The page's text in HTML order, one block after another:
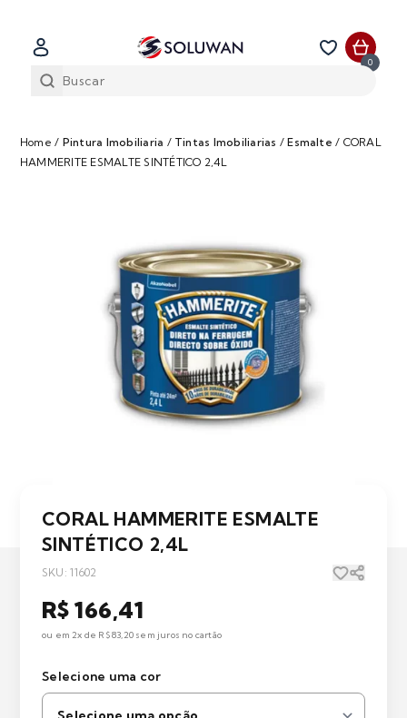
0
Home / Pintura Imobiliaria / Tintas Imobiliarias /Esmalte / CORAL
HAMMERITE ESMALTE SINTÉTICO 2,4L
CORAL HAMMERITE ESMALTE
SINTÉTICO 2,4L
SKU: 11602
R$ 166,41
ou em 2x de R$ 83,20 sem juros no cartão
Selecione uma cor